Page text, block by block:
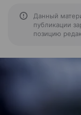
Данный
публикации
позицию